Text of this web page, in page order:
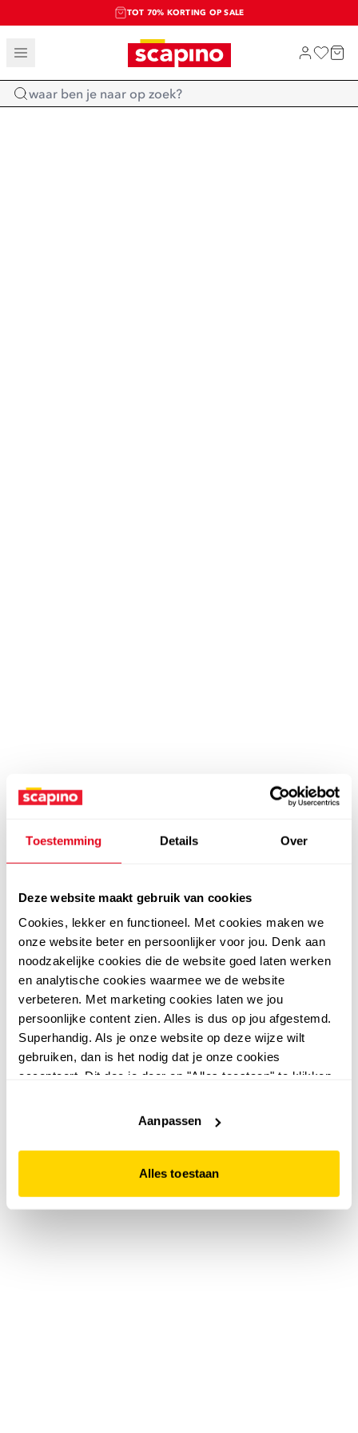
Toestemming Details Over
Deze website maakt gebruik van cookies
Cookies, lekker en functioneel. Met cookies maken we
onze website beter en persoonlijker voor jou. Denk aan
noodzakelijke cookies die de website goed laten werken
en analytische cookies waarmee we de website
verbeteren. Met marketing cookies laten we jou
persoonlijke content zien. Alles is dus op jou afgestemd.
Superhandig. Als je onze website op deze wijze wilt
gebruiken, dan is het nodig dat je onze cookies
accepteert. Dit doe je door op "Alles toestaan" te klikken.
website niet optimaal functioneert.
Aanpassen
Alles toestaan
TOT 70% KORTING OP SALE
SALE: LAATSTE KANS!
SHOP NIEUW
Home